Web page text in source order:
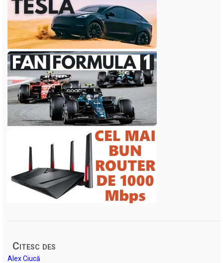
Citesc des
Alex Ciucă